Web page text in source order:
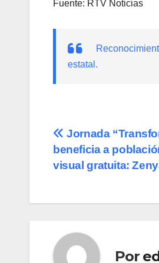
Fuente: RTV Noticias
estatal.
Navegación
de
Jornada
beneficia a
visual gratuita:
Por